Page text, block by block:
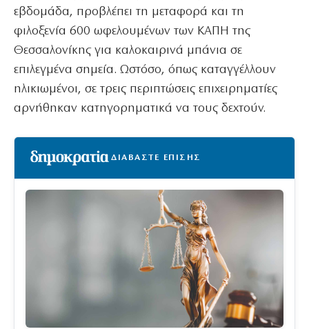
εβδομάδα, προβλέπει τη μεταφορά και τη
φιλοξενία 600 ωφελουμένων των ΚΑΠΗ της
Θεσσαλονίκης για καλοκαιρινά μπάνια σε
επιλεγμένα σημεία. Ωστόσο, όπως καταγγέλλουν
ηλικιωμένοι, σε τρεις περιπτώσεις επιχειρηματίες
αρνήθηκαν κατηγορηματικά να τους δεχτούν.
ΔΙΑΒΑΣΤΕ ΕΠΙΣΗΣ